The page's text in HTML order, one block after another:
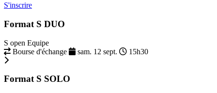
S'inscrire
Format S DUO
S open Equipe
Bourse d'échange
sam. 12 sept. 15h30
Format S SOLO